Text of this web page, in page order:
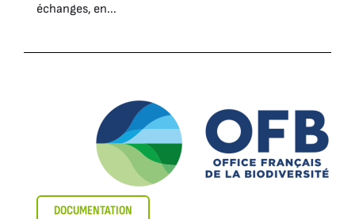
échanges, en...
DOCUMENTATION